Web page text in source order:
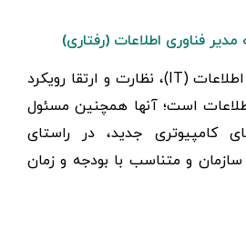
فناوری اطلاعات (رفتاری)
وظیفه مدیران فناوری اطلاعات (IT)، نظارت و ارتقا رویکرد
است؛ آنها همچنین مسئول
کامپیوتری جدید، در راستای
و متناسب با بودجه و زمان